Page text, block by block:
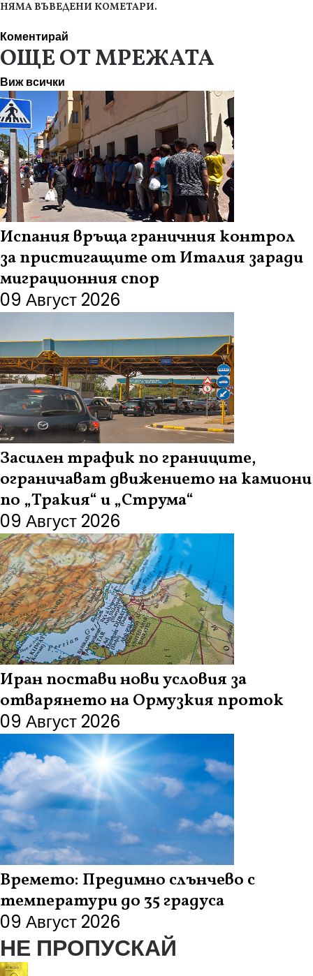
НЯМА ВЪВЕДЕНИ КОМЕТАРИ.
Коментирай
ОЩЕ ОТ МРЕЖАТА
Виж всички
Испания връща граничния контрол
за пристигащите от Италия заради
миграционния спор
09 Август 2026
Засилен трафик по границите,
ограничават движението на камиони
по „Тракия“ и „Струма“
09 Август 2026
Иран постави нови условия за
отварянето на Ормузкия проток
09 Август 2026
Времето: Предимно слънчево с
температури до 35 градуса
09 Август 2026
НЕ ПРОПУСКАЙ